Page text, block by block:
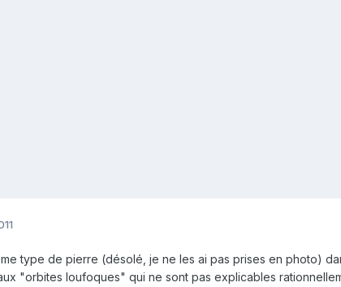
type de pierre (désolé, je ne les ai pas prises en photo)
"orbites loufoques" qui ne sont pas explicables